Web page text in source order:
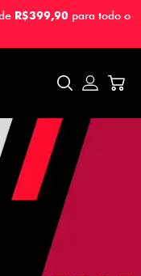
R$399,90 para todo o
R$399,90 para todo o